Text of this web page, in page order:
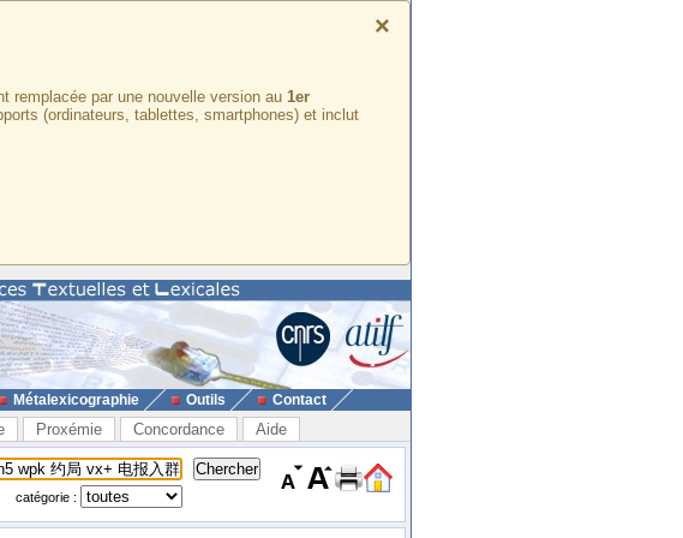
×
remplacée par une nouvelle version au 1er
(ordinateurs, tablettes, smartphones) et inclut
Métalexicographie Outils Contact
Proxémie Concordance Aide
catégorie :